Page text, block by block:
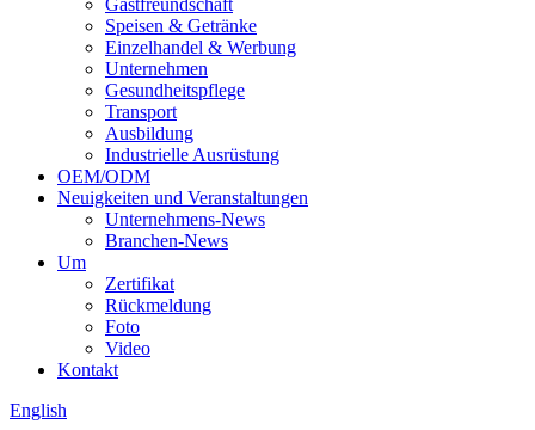
Gastfreundschaft
Speisen & Getränke
Einzelhandel & Werbung
Unternehmen
Gesundheitspflege
Transport
Ausbildung
Industrielle Ausrüstung
OEM/ODM
Neuigkeiten und Veranstaltungen
Unternehmens-News
Branchen-News
Um
Zertifikat
Rückmeldung
Foto
Video
Kontakt
English